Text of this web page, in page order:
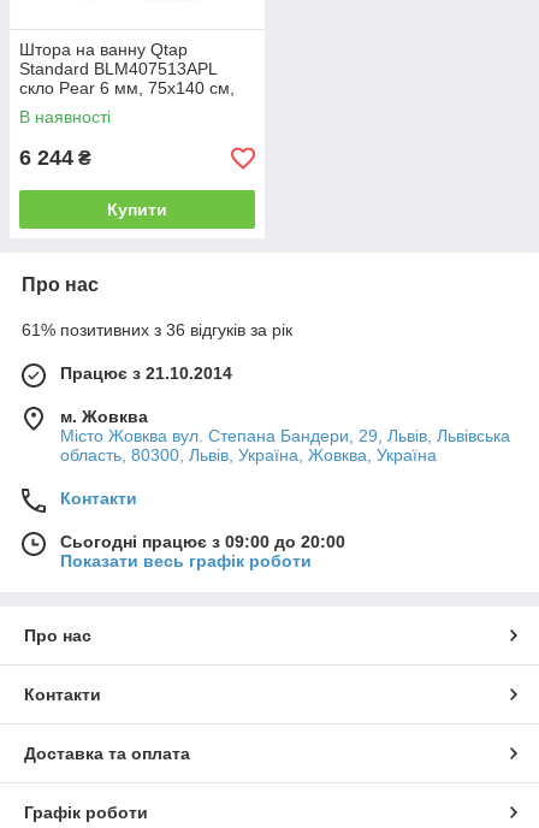
Штора на ванну Qtap
Standard BLM407513APL
скло Pear 6 мм, 75х140 см,
ліва
В наявності
6 244 ₴
Купити
Про нас
61% позитивних з 36 відгуків за рік
Працює з 21.10.2014
м. Жовква
Місто Жовква вул. Степана Бандери, 29, Львів, Львівська
область, 80300, Львів, Україна, Жовква, Україна
Контакти
Сьогодні працює з 09:00 до 20:00
Показати весь графік роботи
Про нас
Контакти
Доставка та оплата
Графік роботи